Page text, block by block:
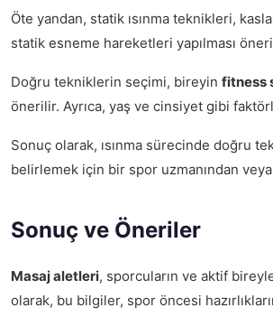
Öte yandan, statik ısınma teknikleri,
statik esneme hareketleri yapılması
Doğru tekniklerin seçimi, bireyin fitness
önerilir. Ayrıca, yaş ve cinsiyet gibi
Sonuç olarak, ısınma sürecinde doğru
belirlemek için bir spor uzmanından
Sonuç ve Öneriler
Masaj aletleri, sporcuların ve aktif
olarak, bu bilgiler, spor öncesi